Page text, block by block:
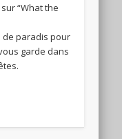
“What the
de paradis pour
garde dans